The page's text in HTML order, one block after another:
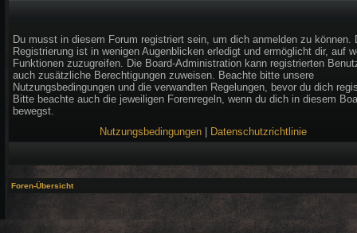
Du musst in diesem Forum registriert sein, um dich anmelden zu können.
Registrierung ist in wenigen Augenblicken erledigt und ermöglicht dir, auf
Funktionen zuzugreifen. Die Board-Administration kann registrierten
auch zusätzliche Berechtigungen zuweisen. Beachte bitte unsere
Nutzungsbedingungen und die verwandten Regelungen, bevor du dich
Bitte beachte auch die jeweiligen Forenregeln, wenn du dich in diesem
bewegst.
Nutzungsbedingungen
Datenschutzrichtlinie
Foren-Übersicht